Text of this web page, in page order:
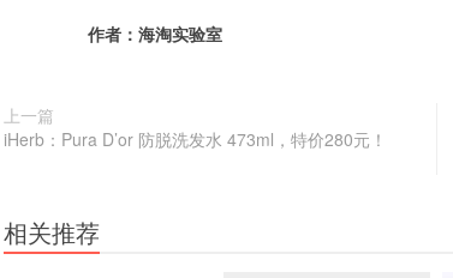
作者： 海淘实验室
上一篇
iHerb：Pura D’or 防脱洗发水 473ml，特价280元！
相关推荐